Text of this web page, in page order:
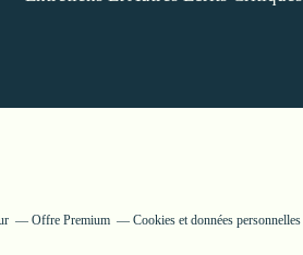
Offre Premium Cookies et données personnelles